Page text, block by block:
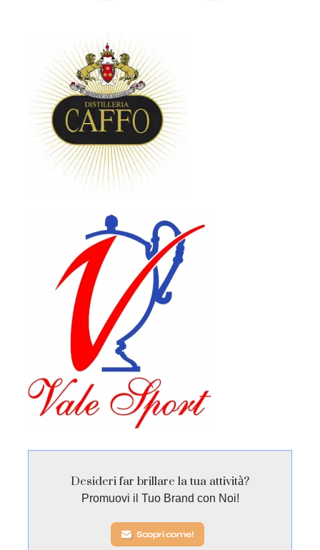
Desideri far brillare la tua attività?
Promuovi il Tuo Brand con Noi!
Scopri come!